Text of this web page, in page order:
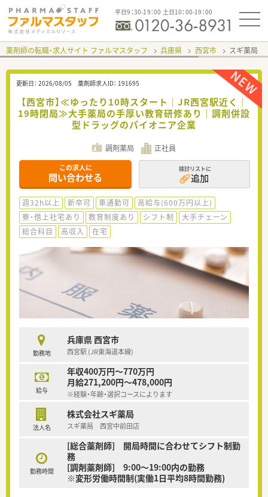
平日9：30-19：00 土日10：00-19：00
薬剤師の転職・求人サイト ファルマスタッフ 兵庫県 西宮市 スギ薬局
更新日： 2026/08/05 薬剤師求人ID： 191695
【西宮市】≪ゆったり10時スタート｜JR西宮駅近く｜
19時閉局≫大手薬局の手厚い教育研修あり｜調剤併設
型ドラッグのパイオニア企業
調剤薬局 正社員
この求人に
問い合わせる
検討リストに
追加
週32h以上 新卒可 車通勤可
高給与(600万円以上)
寮・借上社宅あり
教育制度あり シフト制
大手チェーン
総合科目
高収入 在宅
勤務地
兵庫県 西宮市
西宮駅 (JR東海道本線)
給与
年収400万円～770万円
月給271,200円～478,000円
※経験・年齢・選択コースによります
法人名
株式会社スギ薬局
スギ薬局 西宮中前田店
勤務時間
[総合薬剤師] 開局時間に合わせてシフト制勤
務
[調剤薬剤師] 9:00～19:00内の勤務
※変形労働時間制(実働1日平均8時間勤務)